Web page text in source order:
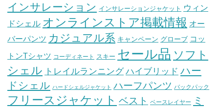
インサレーション インサレーションジャケット ウィン
ドシェル オンラインストア掲載情報 オー
バーパンツ カジュアル系 キャンペーン グローブ コッ
トンTシャツ コーディネート スキー セール品 ソフト
シェル トレイルランニング ハイブリッド ハー
ドシェル ハードシェルジャケット ハーフパンツ バックパック
フリースジャケット ベスト ベースレイヤー
ミ